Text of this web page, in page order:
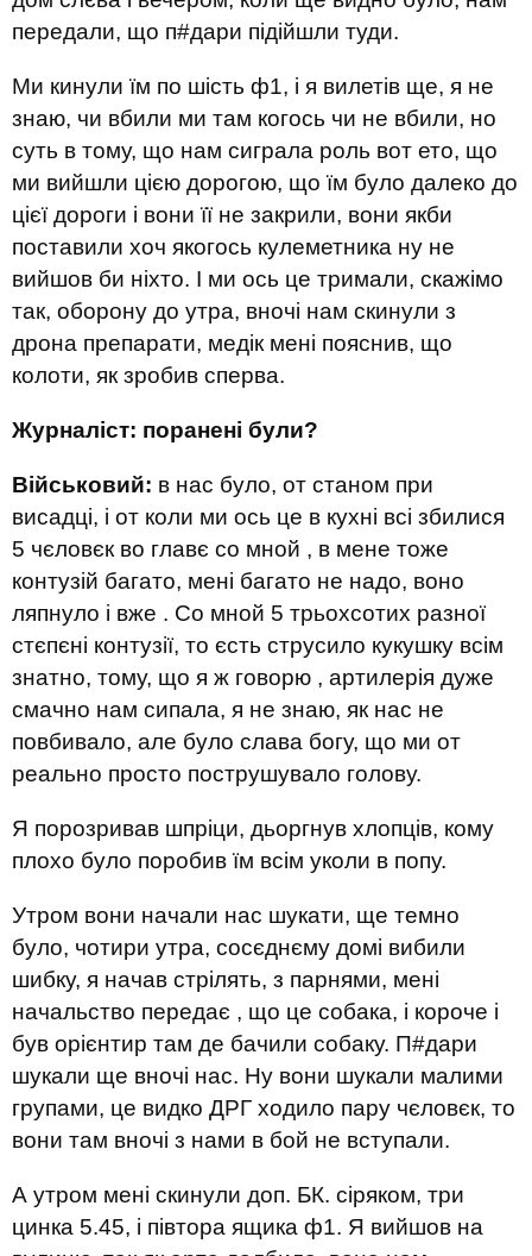
передали, що п#дари підійшли туди.
Ми кинули їм по шість ф1, і я вилетів ще, я не
знаю, чи вбили ми там когось чи не вбили, но
суть в тому, що нам сиграла роль вот ето, що
ми вийшли цією дорогою, що їм було далеко до
цієї дороги і вони її не закрили, вони якби
поставили хоч якогось кулеметника ну не
вийшов би ніхто. І ми ось це тримали, скажімо
так, оборону до утра, вночі нам скинули з
дрона препарати, медік мені пояснив, що
колоти, як зробив сперва.
Журналіст: поранені були?
Військовий: в нас було, от станом при
висадці, і от коли ми ось це в кухні всі збилися
5 чєловєк во главє со мной , в мене тоже
контузій багато, мені багато не надо, воно
ляпнуло і вже . Со мной 5 трьохсотих разної
стєпєні контузії, то єсть струсило кукушку всім
знатно, тому, що я ж говорю , артилерія дуже
смачно нам сипала, я не знаю, як нас не
повбивало, але було слава богу, що ми от
реально просто пострушувало голову.
Я порозривав шпріци, дьоргнув хлопців, кому
плохо було поробив їм всім уколи в попу.
Утром вони начали нас шукати, ще темно
було, чотири утра, сосєднєму домі вибили
шибку, я начав стрілять, з парнями, мені
начальство передає , що це собака, і короче і
був орієнтир там де бачили собаку. П#дари
шукали ще вночі нас. Ну вони шукали малими
групами, це видко ДРГ ходило пару чєловєк, то
вони там вночі з нами в бой не вступали.
А утром мені скинули доп. БК. сіряком, три
цинка 5.45, і півтора ящика ф1. Я вийшов на